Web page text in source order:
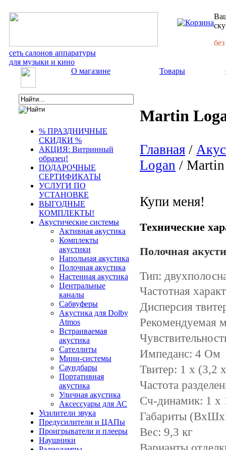
сеть салонов аппаратуры
для музыки и кино
О магазине Товары
% ПРАЗДНИЧНЫЕ
СКИДКИ %
АКЦИЯ: Витринный
образец!
ПОДАРОЧНЫЕ
СЕРТИФИКАТЫ
УСЛУГИ ПО
УСТАНОВКЕ
ВЫГОДНЫЕ
КОМПЛЕКТЫ!
Акустические системы
Активная акустика
Комплекты
акустики
Напольная акустика
Полочная акустика
Настенная акустика
Центральные
каналы
Сабвуферы
Акустика для Dolby
Atmos
Встраиваемая
акустика
Сателлиты
Мини-системы
Саундбары
Портативная
акустика
Уличная акустика
Аксессуары для АС
Усилители звука
Предусилители и ЦАПы
Проигрыватели и плееры
Наушники
Martin
Главная /
Logan / Martin
Купи меня!
Технические
Полочная
Тип:
Частотная
Дисперсия
Рекомендуемая
Импеданс: 4 Ом
Твитер: 1 х (3,2
Частота
Сч-динамик: 1 х
Габариты
Вес: 9,3 кг